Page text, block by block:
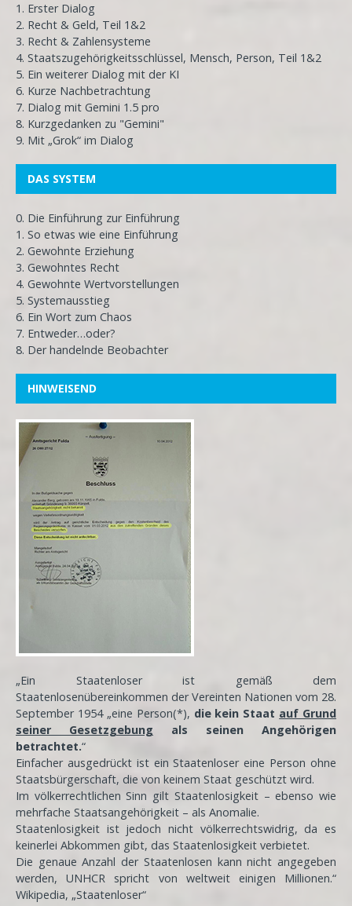
1. Erster Dialog
2. Recht & Geld, Teil 1&2
3. Recht & Zahlensysteme
4. Staatszugehörigkeitsschlüssel, Mensch, Person, Teil 1&2
5. Ein weiterer Dialog mit der KI
6. Kurze Nachbetrachtung
7. Dialog mit Gemini 1.5 pro
8. Kurzgedanken zu "Gemini"
9. Mit „Grok“ im Dialog
DAS SYSTEM
0. Die Einführung zur Einführung
1. So etwas wie eine Einführung
2. Gewohnte Erziehung
3. Gewohntes Recht
4. Gewohnte Wertvorstellungen
5. Systemausstieg
6. Ein Wort zum Chaos
7. Entweder…oder?
8. Der handelnde Beobachter
HINWEISEND
„Ein Staatenloser ist gemäß dem
Staatenlosenübereinkommen der Vereinten Nationen vom 28.
September 1954 „eine Person(*), die kein Staat auf Grund
seiner Gesetzgebung als seinen Angehörigen
betrachtet.“
Einfacher ausgedrückt ist ein Staatenloser eine Person ohne
Staatsbürgerschaft, die von keinem Staat geschützt wird.
Im völkerrechtlichen Sinn gilt Staatenlosigkeit – ebenso wie
mehrfache Staatsangehörigkeit – als Anomalie.
Staatenlosigkeit ist jedoch nicht völkerrechtswidrig, da es
keinerlei Abkommen gibt, das Staatenlosigkeit verbietet.
Die genaue Anzahl der Staatenlosen kann nicht angegeben
werden, UNHCR spricht von weltweit einigen Millionen.“
Wikipedia, „Staatenloser“